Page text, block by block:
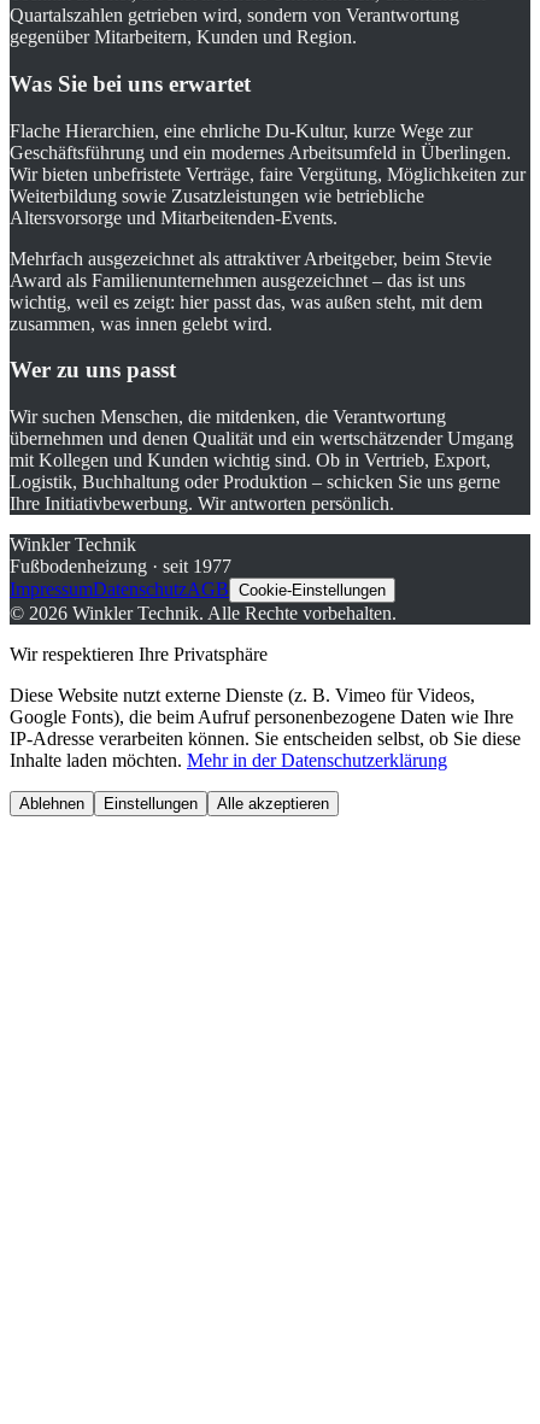
Quartalszahlen getrieben wird, sondern von Verantwortung
gegenüber Mitarbeitern, Kunden und Region.
Was Sie bei uns erwartet
Flache Hierarchien, eine ehrliche Du-Kultur, kurze Wege zur
Geschäftsführung und ein modernes Arbeitsumfeld in Überlingen.
Wir bieten unbefristete Verträge, faire Vergütung, Möglichkeiten zur
Weiterbildung sowie Zusatzleistungen wie betriebliche
Altersvorsorge und Mitarbeitenden-Events.
Mehrfach ausgezeichnet als attraktiver Arbeitgeber, beim Stevie
Award als Familienunternehmen ausgezeichnet – das ist uns
wichtig, weil es zeigt: hier passt das, was außen steht, mit dem
zusammen, was innen gelebt wird.
Wer zu uns passt
Wir suchen Menschen, die mitdenken, die Verantwortung
übernehmen und denen Qualität und ein wertschätzender Umgang
mit Kollegen und Kunden wichtig sind. Ob in Vertrieb, Export,
Logistik, Buchhaltung oder Produktion – schicken Sie uns gerne
Ihre Initiativbewerbung. Wir antworten persönlich.
Winkler Technik
Fußbodenheizung · seit 1977
ImpressumDatenschutzAGB Cookie-Einstellungen
© 2026 Winkler Technik. Alle Rechte vorbehalten.
Wir respektieren Ihre Privatsphäre
Diese Website nutzt externe Dienste (z. B. Vimeo für Videos,
Google Fonts), die beim Aufruf personenbezogene Daten wie Ihre
IP-Adresse verarbeiten können. Sie entscheiden selbst, ob Sie diese
Inhalte laden möchten. Mehr in der Datenschutzerklärung
Ablehnen Einstellungen Alle akzeptieren